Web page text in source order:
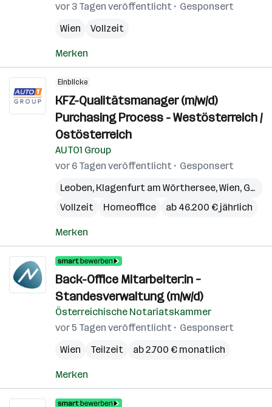
vor 3 Tagen veröffentlicht
Gesponsert
Wien
Vollzeit
Merken
Einblicke
KFZ-Qualitätsmanager (m/w/d)
Purchasing Process - Westösterreich /
Ostösterreich
AUTO1 Group
vor 6 Tagen veröffentlicht
Gesponsert
Leoben, Klagenfurt am Wörthersee,Wien, Graz
Vollzeit
Homeoffice ab 46.200 € jährlich
Merken
Back-Office Mitarbeiter:in –
Standesverwaltung (m/w/d)
Österreichische Notariatskammer
vor 5 Tagen veröffentlicht
Gesponsert
Wien
Teilzeit ab 2.700 € monatlich
Merken